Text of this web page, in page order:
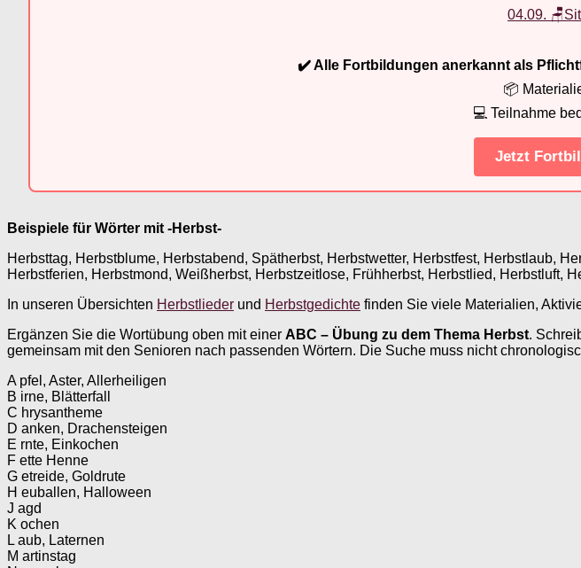
04.09.
✔️ Alle Fortbildungen anerkannt als
📦
💻 Teilnahme
Jetzt
Beispiele für Wörter mit -Herbst-
Herbsttag, Herbstblume, Herbstabend, Spätherbst, Herbstwetter, Herbstfest, Herbstlaub,
Herbstferien, Herbstmond, Weißherbst, Herbstzeitlose, Frühherbst, Herbstlied, Herbstluft,
In unseren Übersichten Herbstlieder und Herbstgedichte finden Sie viele Materialien,
Ergänzen Sie die Wortübung oben mit einer ABC – Übung zu dem Thema Herbst.
gemeinsam mit den Senioren nach passenden Wörtern. Die Suche muss nicht
A pfel, Aster, Allerheiligen
B irne, Blätterfall
C hrysantheme
D anken, Drachensteigen
E rnte, Einkochen
F ette Henne
G etreide, Goldrute
H euballen, Halloween
J agd
K ochen
L aub, Laternen
M artinstag